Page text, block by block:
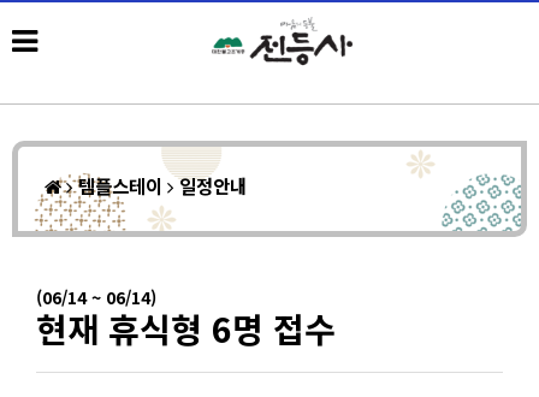
템플스테이 일정안내
(06/14 ~ 06/14)
현재 휴식형 6명 접수